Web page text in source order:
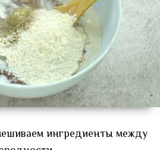
ингредиенты между